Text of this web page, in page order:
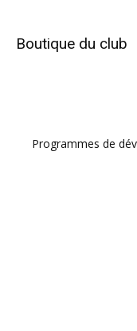
Boutique du club
Programmes de